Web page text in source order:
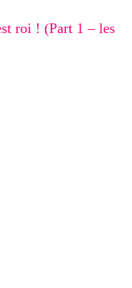
roi ! (Part 1 – les